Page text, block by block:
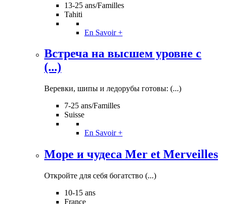
13-25 ans/Familles
Tahiti
En Savoir +
Встреча на высшем уровне с
(...)
Веревки, шипы и ледорубы готовы: (...)
7-25 ans/Familles
Suisse
En Savoir +
Море и чудеса Mer et Merveilles
Откройте для себя богатство (...)
10-15 ans
France